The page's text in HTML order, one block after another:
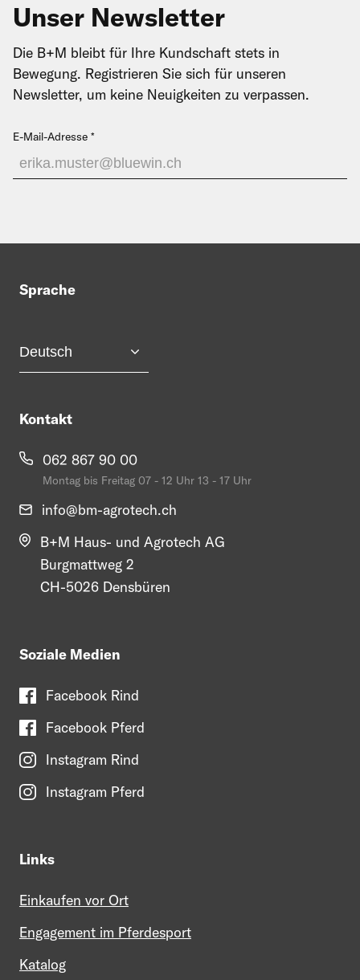
Unser Newsletter
Die B+M bleibt für Ihre Kundschaft stets in
Bewegung. Registrieren Sie sich für unseren
Newsletter, um keine Neuigkeiten zu verpassen.
E-Mail-Adresse
Sprache
Kontakt
062 867 90 00
Montag bis Freitag 07 - 12 Uhr 13 - 17 Uhr
info@bm-agrotech.ch
B+M Haus- und Agrotech AG
Burgmattweg 2
CH-5026 Densbüren
Soziale Medien
Facebook Rind
Facebook Pferd
Instagram Rind
Instagram Pferd
Links
Einkaufen vor Ort
Engagement im Pferdesport
Katalog